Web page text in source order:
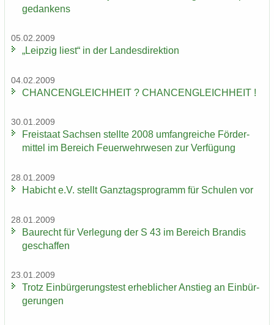
ge­dan­kens
05.02.2009
„Leip­zig liest“ in der Lan­des­di­rek­ti­on
04.02.2009
CHAN­CEN­GLEICH­HEIT ? CHAN­CEN­GLEICH­HEIT !
30.01.2009
Frei­staat Sach­sen stell­te 2008 um­fang­rei­che För­der­
mit­tel im Be­reich Feu­er­wehr­we­sen zur Ver­fü­gung
28.01.2009
Ha­bicht e.V. stellt Ganz­tags­pro­gramm für Schu­len vor
28.01.2009
Bau­recht für Ver­le­gung der S 43 im Be­reich Bran­dis
ge­schaf­fen
23.01.2009
Trotz Ein­bür­ge­rungs­test er­heb­li­cher An­stieg an Ein­bür­
ge­run­gen